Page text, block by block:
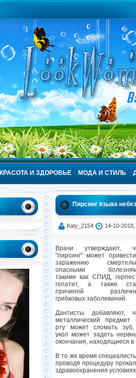
КРАСОТА И ЗДОРОВЬЕ МОДА И СТИЛЬ
Пирсинг языка
Katy_2154 14-10-
Врачи утверждают,
"пирсинг" может
заражению
опасными
такими как СПИД,
гепатит, а также
причиной
грибковых заболеваний.
Дантисты добавляют,
металлический предмет
рту может сломать
укол может задеть
окончания, находящиеся в
В то же время
проводя процедуру
здравоохранения